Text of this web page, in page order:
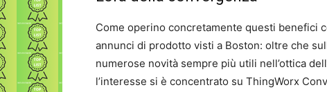
Come operino concretamente questi benefici
annunci di prodotto visti a Boston: oltre che
numerose novità sempre più utili nell’ottica
l’interesse si è concentrato su ThingWorx